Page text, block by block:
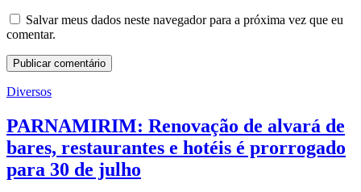
Salvar meus dados neste navegador para a próxima vez que eu
comentar.
Diversos
PARNAMIRIM: Renovação de alvará de
bares, restaurantes e hotéis é prorrogado
para 30 de julho